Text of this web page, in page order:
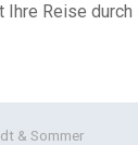
Reise
& Sommer